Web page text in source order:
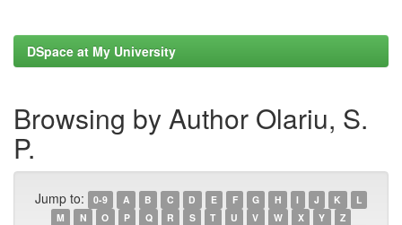
DSpace at My University
Browsing by Author Olariu, S.
P.
Jump to: 0-9 A B C D E F G H I J K
L
M
N O P Q R S T U V W X Y Z